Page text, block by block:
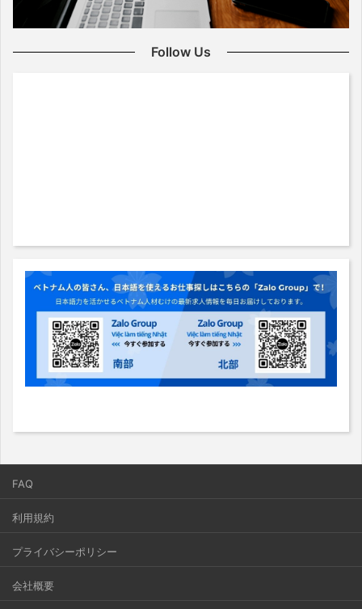
Follow Us
FAQ
利用規約
プライバシーポリシー
会社概要